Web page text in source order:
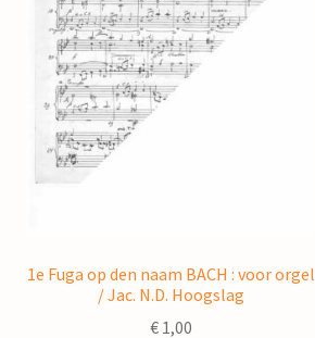
1e Fuga op den naam BACH : voor orgel
/ Jac. N.D. Hoogslag
€1,00